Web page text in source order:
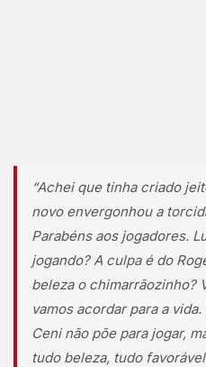
“Achei que tinha criado
novo envergonhou a
Parabéns aos jogadores.
jogando? A culpa é do
beleza o chimarrãozinho?
vamos acordar para a
Ceni não põe para jogar,
tudo beleza, tudo